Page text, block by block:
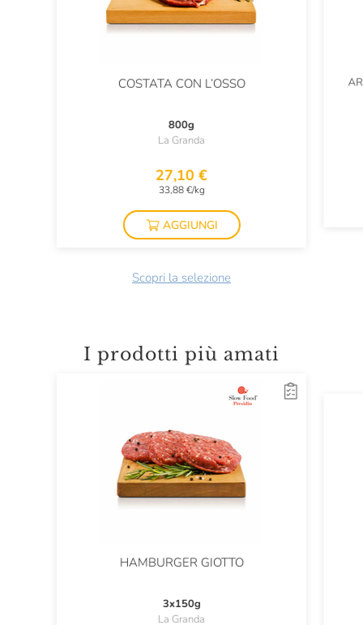
COSTATA CON L’OSSO
800g
La Granda
27,10 €
33,88 €/kg
AGGIUNGI
Scopri la selezione
I prodotti più amati
HAMBURGER GIOTTO
3x150g
La Granda